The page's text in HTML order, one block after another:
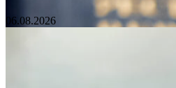
06.08.2026